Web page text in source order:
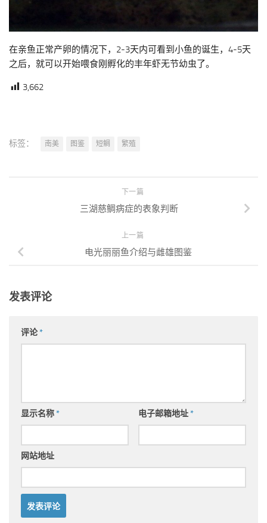
在亲鱼正常产卵的情况下，2-3天内可看到小鱼的诞生，4-5天
之后，就可以开始喂食刚孵化的丰年虾无节幼虫了。
3,662
标签： 南美 图鉴 短鲷 繁殖
下一篇
三湖慈鲷病症的表象判断
上一篇
电光丽丽鱼介绍与雌雄图鉴
发表评论
评论*
显示名称* 电子邮箱地址*
网站地址